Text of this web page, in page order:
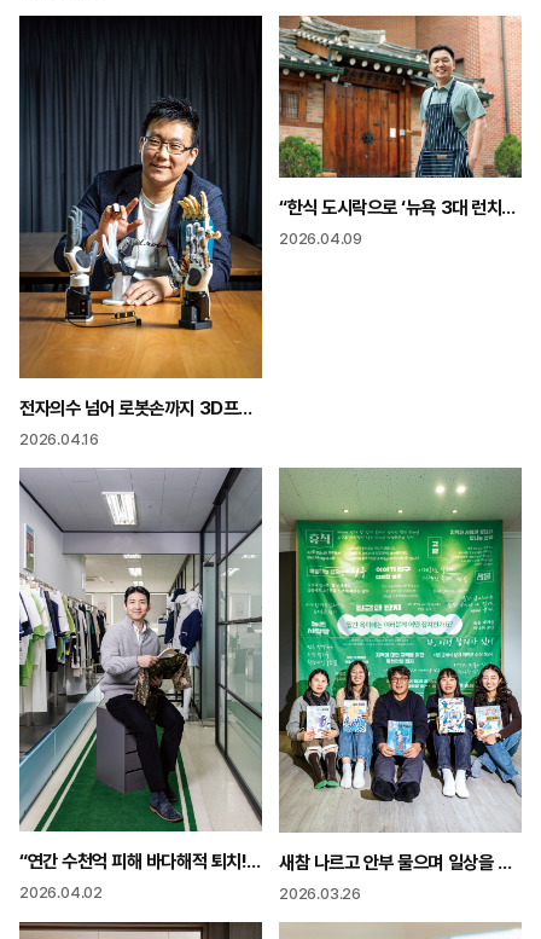
전자의수 넘어 로봇손까지 3D프린팅으로 기적의 ‘손’ 만들다
2026.04.16
“한식 도시락으로 ‘뉴욕 3대 런치스폿’에 K-푸드는 이제 시작 지속 가능 시스템 만들어야”
2026.04.09
“연간 수천억 피해 바다해적 퇴치! 불가사리·성게로 옷 만들어요”
2026.04.02
새참 나르고 안부 물으며 일상을 기사로 “우리 잡지 주인공은 마을 어르신”
2026.03.26